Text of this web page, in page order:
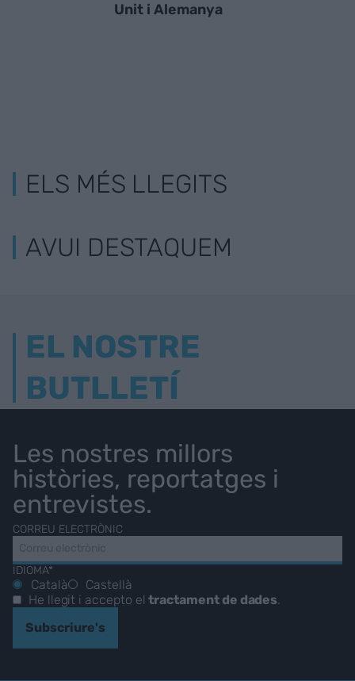
Unit i Alemanya
ELS MÉS LLEGITS
AVUI DESTAQUEM
EL NOSTRE
BUTLLETÍ
Les nostres millors
històries, reportatges i
entrevistes.
CORREU ELECTRÒNIC
IDIOMA*
Català
Castellà
He llegit i accepto eltractament de dades.
Subscriure's